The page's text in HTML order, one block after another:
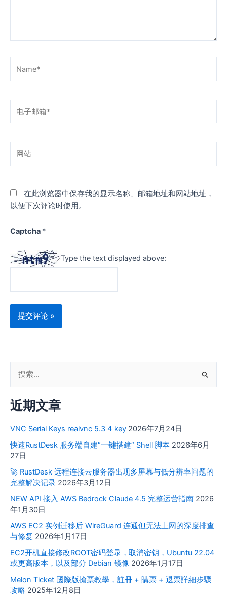
箱
站
在此浏览器中保存我的显示名称、邮箱地址和网站地址，
以便下次评论时使用。
Captcha *
Type the text displayed above:
：
近期文章
VNC Serial Keys realvnc 5.3 4 key 2026年7月24日
快速RustDesk 服务端自建“一键搭建” Shell 脚本 2026年6月
27日
🚀 RustDesk 远程连接云服务器出现多屏幕与低分辨率问题的
完整解决记录 2026年3月12日
NEW API 接入 AWS Bedrock Claude 4.5 完整运营指南 2026
年1月30日
AWS EC2 实例迁移后 WireGuard 连通但无法上网的深度排查
与修复 2026年1月17日
EC2开机直接修改ROOT密码登录，取消密钥，Ubuntu 22.04
或更高版本，以及部分 Debian 镜像 2026年1月17日
Melon Ticket 國際版搶票教學，註冊 + 購票 + 退票詳細步驟
攻略 2025年12月8日